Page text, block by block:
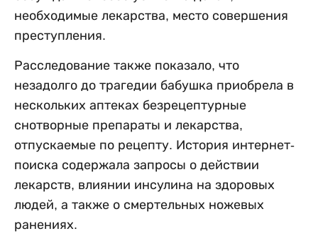
необходимые лекарства, место совершения
преступления.
Расследование также показало, что
незадолго до трагедии бабушка приобрела в
нескольких аптеках безрецептурные
снотворные препараты и лекарства,
отпускаемые по рецепту. История интернет-
поиска содержала запросы о действии
лекарств, влиянии инсулина на здоровых
людей, а также о смертельных ножевых
ранениях.